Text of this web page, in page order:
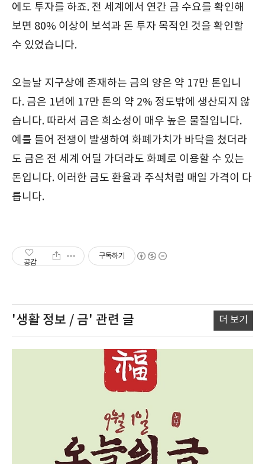
에도 투자를 하죠. 전 세계에서 연간 금 수요를 확인해
보면 80% 이상이 보석과 돈 투자 목적인 것을 확인할
수 있었습니다.
오늘날 지구상에 존재하는 금의 양은 약 17만 톤입니
다. 금은 1년에 17만 톤의 약 2% 정도밖에 생산되지 않
습니다. 따라서 금은 희소성이 매우 높은 물질입니다.
예를 들어 전쟁이 발생하여 화폐가치가 바닥을 쳤더라
도 금은 전 세계 어딜 가더라도 화폐로 이용할 수 있는
돈입니다. 이러한 금도 환율과 주식처럼 매일 가격이 다
릅니다.
공감
구독하기
'생활 정보 / 금' 관련 글 더 보기